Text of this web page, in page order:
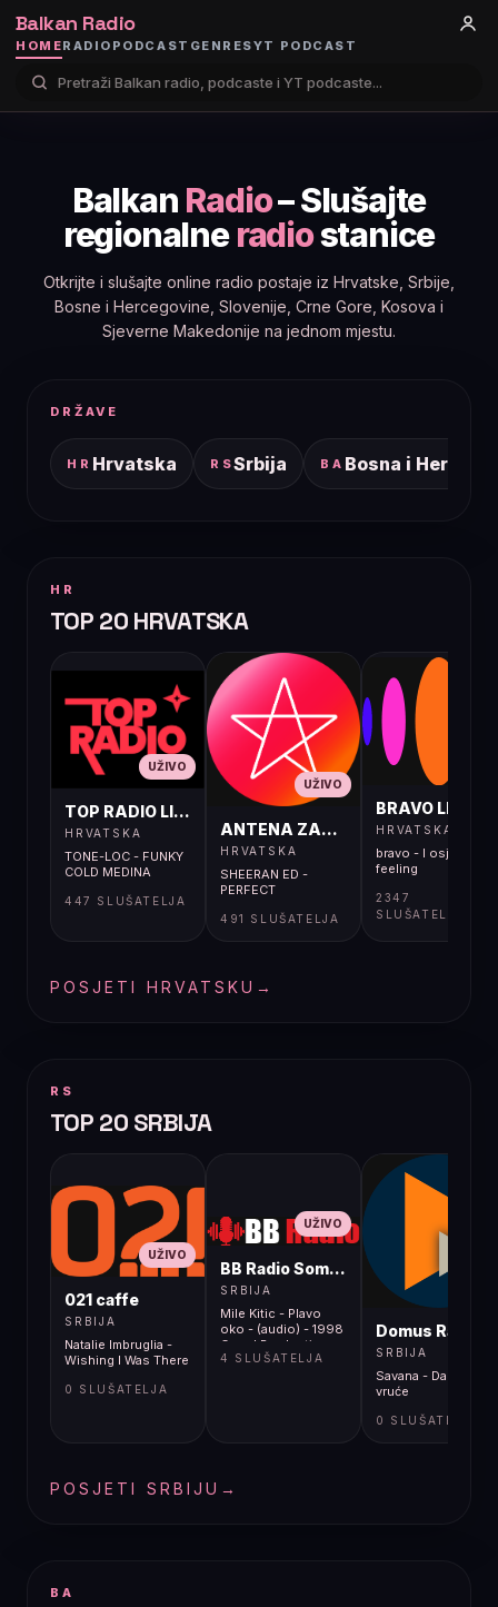
Balkan Radio
HOMERADIO PODCAST GENRESYT PODCAST
Balkan Radio– Slušajte
regionalneradiostanice
Otkrijte i slušajte online radio postaje iz Hrvatske, Srbije,
Bosne i Hercegovine, Slovenije, Crne Gore, Kosova i
Sjeverne Makedonije na jednom mjestu.
DRŽAVE
HR Hrvatska RSSrbija BA Bosna i
HR
TOP 20 HRVATSKA
UŽIVO
TOP RADIO LIVE
HRVATSKA
TONE-LOC - FUNKY
COLD MEDINA
447 SLUŠATELJA
UŽIVO
ANTENA ZAGREB LIVE
HRVATSKA
SHEERAN ED -
PERFECT
491 SLUŠATELJA
BRAVO LIVE
HRVATSKA
bravo - I osjećaj i
feeling
2347
SLUŠATELJA
POSJETI HRVATSKU →
RS
TOP 20 SRBIJA
UŽIVO
021 caffe
SRBIJA
Natalie Imbruglia -
Wishing I Was There
0 SLUŠATELJA
UŽIVO
BB Radio Sombor
SRBIJA
Mile Kitic - Plavo
oko - (audio) - 1998
Grand Production
4 SLUŠATELJA
Domus Radio
SRBIJA
Savana - Danima je
vruće
0 SLUŠATELJA
POSJETI SRBIJU →
BA